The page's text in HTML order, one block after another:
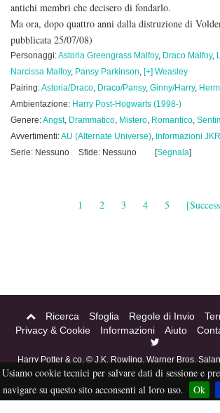
antichi membri che decisero di fondarlo.
Ma ora, dopo quattro anni dalla distruzione di
pubblicata 25/07/08)
Personaggi:Astoria Greengrass Malfoy, Draco Malfoy,
Narcissa Malfoy, Pansy Parkinson, [+] Weasley
Pairing:Astoria/Draco, Draco/Pansy, Ginny/Harry,
Ambientazione: Harry Post-Hogwarts (1998-)
Genere:Angst, Drammatico, Mistero, Romantico,
Avvertimenti:AU (Alternate Universe), Informazioni JKR
Serie: Nessuno
Sfide: Nessuno [Segnala]
1 2 3 4 5
Ricerca Sfoglia Regole di Invio
Privacy & Cookie
Informazioni Aiuto
Harry Potter & co. © J.K. Rowling, Warner Bros,
riservati. Acciofanfiction © 2004-2016. Questo sito
tutti i materiali in esso contenuti sono stati creati
sono proprietà dei rispettivi autori, non pubblicabili
Usiamo cookie tecnici per salvare dati di sessione e
navigare su questo sito acconsenti al loro uso.
Ok